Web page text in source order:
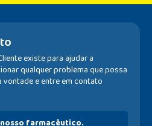
existe para ajudar a
qualquer problema que possa
vontade e entre em contato
farmacêutico.